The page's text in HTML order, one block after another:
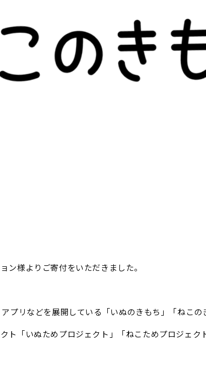
ン様よりご寄付をいただきました。
プリなどを展開している「いぬのきもち」「ねこの
ト「いぬためプロジェクト」「ねこためプロジェク